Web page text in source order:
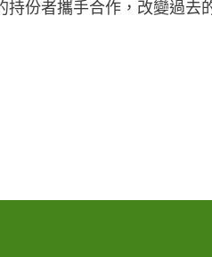
份者攜手合作，改變過